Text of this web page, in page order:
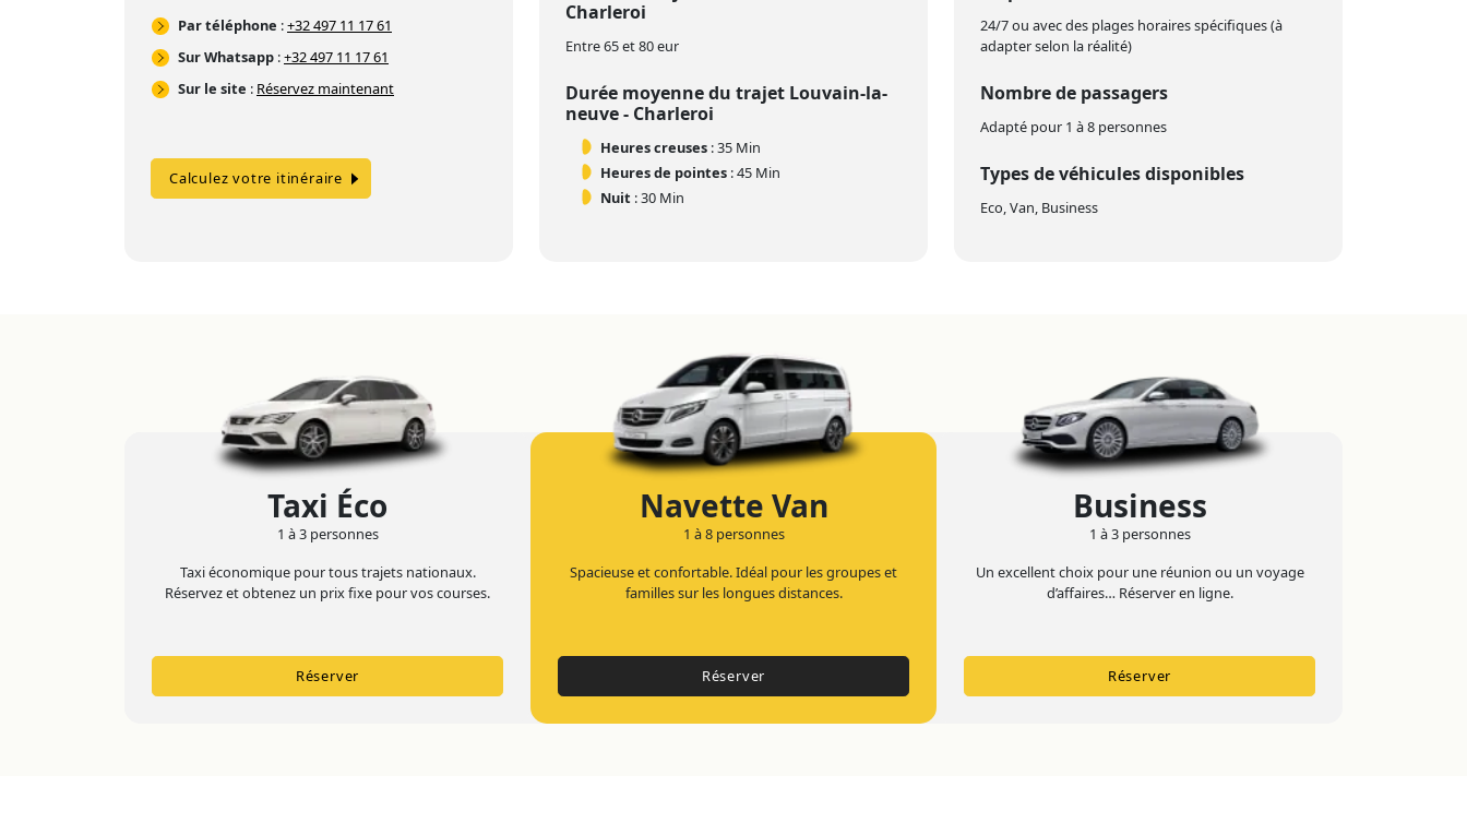
Par téléphone :+32 497 11 17 61
Sur Whatsapp :+32 497 11 17 61
Sur le site : Réservez maintenant
Calculez votre itinéraire
Charleroi
Entre 65 et 80 eur
Durée moyenne du trajet Louvain-la-
neuve - Charleroi
Heures creuses : 35 Min
Heures de pointes : 45 Min
Nuit : 30 Min
24/7 ou avec des plages horaires spécifiques (à
adapter selon la réalité)
Nombre de passagers
Adapté pour 1 à 8 personnes
Types de véhicules disponibles
Eco, Van, Business
Taxi Éco
1 à 3 personnes
Taxi économique pour tous trajets nationaux.
Réservez et obtenez un prix fixe pour vos courses.
Réserver
Navette Van
1 à 8 personnes
Spacieuse et confortable. Idéal pour les groupes et
familles sur les longues distances.
Réserver
Business
1 à 3 personnes
Un excellent choix pour une réunion ou un voyage
d’affaires… Réserver en ligne.
Réserver